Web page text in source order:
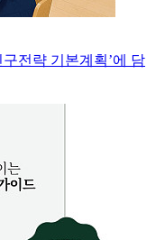
전략 기본계획’에 담